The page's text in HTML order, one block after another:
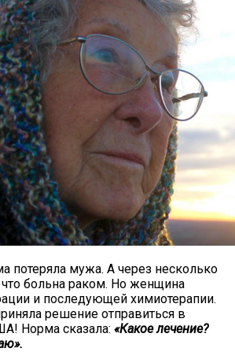
потеряла мужа. А через несколько
что больна раком. Но женщина
и последующей химиотерапии.
решение отправиться в
Норма сказала: «Какое лечение?